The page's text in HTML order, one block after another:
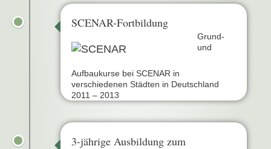
SCENAR-Fortbildung
Grund-
und
Aufbaukurse bei SCENAR in
verschiedenen Städten in Deutschland
2011 – 2013
3-jährige Ausbildung zum